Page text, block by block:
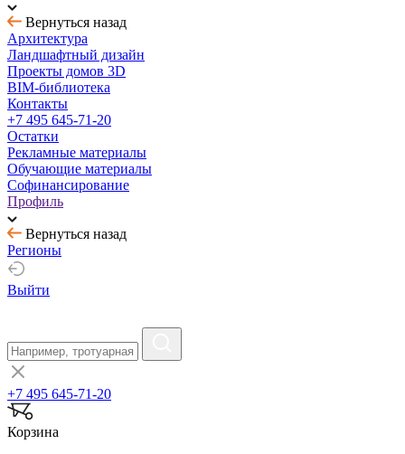
Вернуться назад
Архитектура
Ландшафтный дизайн
Проекты домов 3D
BIM-библиотека
Контакты
+7 495 645-71-20
Остатки
Рекламные материалы
Обучающие материалы
Софинансирование
Профиль
Вернуться назад
Регионы
Выйти
+7 495 645-71-20
Корзина